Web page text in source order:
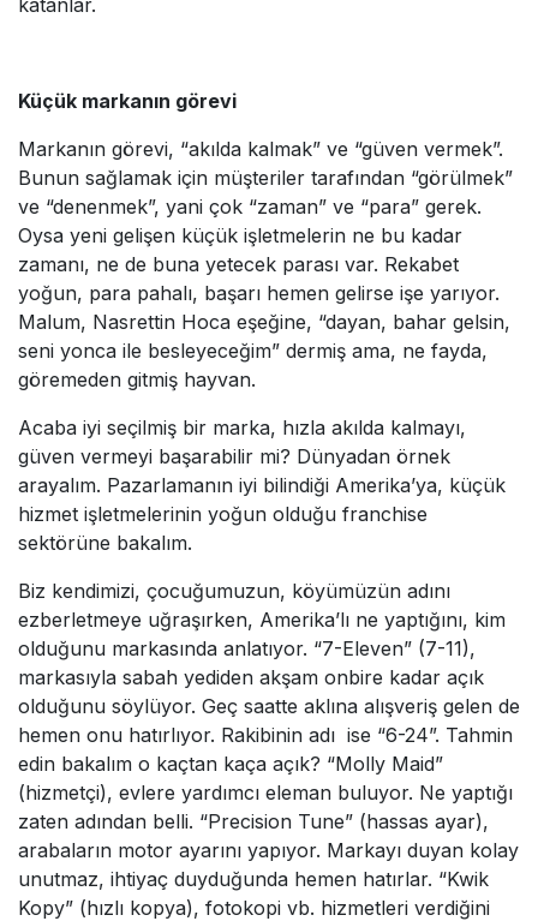
katanlar.
Küçük markanın görevi
Markanın görevi, “akılda kalmak” ve “güven vermek”.
Bunun sağlamak için müşteriler tarafından “görülmek”
ve “denenmek”, yani çok “zaman” ve “para” gerek.
Oysa yeni gelişen küçük işletmelerin ne bu kadar
zamanı, ne de buna yetecek parası var. Rekabet
yoğun, para pahalı, başarı hemen gelirse işe yarıyor.
Malum, Nasrettin Hoca eşeğine, “dayan, bahar gelsin,
seni yonca ile besleyeceğim” dermiş ama, ne fayda,
göremeden gitmiş hayvan.
Acaba iyi seçilmiş bir marka, hızla akılda kalmayı,
güven vermeyi başarabilir mi? Dünyadan örnek
arayalım. Pazarlamanın iyi bilindiği Amerika’ya, küçük
hizmet işletmelerinin yoğun olduğu franchise
sektörüne bakalım.
Biz kendimizi, çocuğumuzun, köyümüzün adını
ezberletmeye uğraşırken, Amerika’lı ne yaptığını, kim
olduğunu markasında anlatıyor. “7-Eleven” (7-11),
markasıyla sabah yediden akşam onbire kadar açık
olduğunu söylüyor. Geç saatte aklına alışveriş gelen de
hemen onu hatırlıyor. Rakibinin adı ise “6-24”. Tahmin
edin bakalım o kaçtan kaça açık? “Molly Maid”
(hizmetçi), evlere yardımcı eleman buluyor. Ne yaptığı
zaten adından belli. “Precision Tune” (hassas ayar),
arabaların motor ayarını yapıyor. Markayı duyan kolay
unutmaz, ihtiyaç duyduğunda hemen hatırlar. “Kwik
Kopy” (hızlı kopya), fotokopi vb. hizmetleri verdiğini